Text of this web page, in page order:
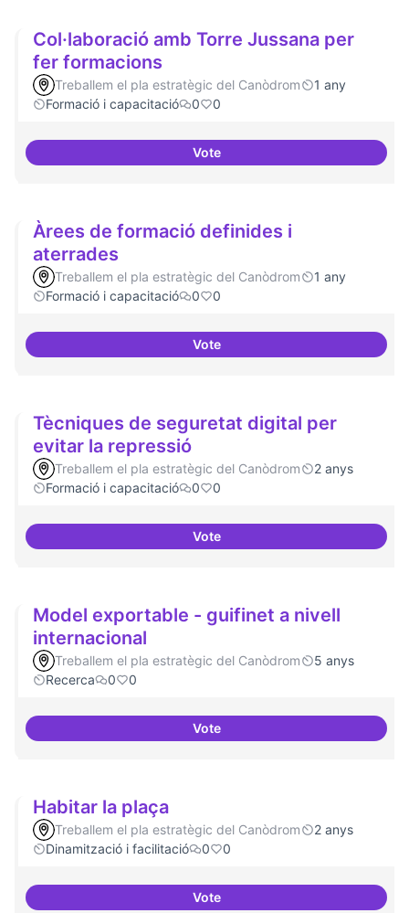
Col·laboració amb Torre Jussana per
fer formacions
Treballem el pla estratègic del Canòdrom
1 any
Formació i capacitació
0 0
VoteCol·laboració amb Torre
Àrees de formació definides i
aterrades
Treballem el pla estratègic del Canòdrom
1 any
Formació i capacitació
0 0
VoteÀrees de formació definides i
Tècniques de seguretat digital per
evitar la repressió
Treballem el pla estratègic del Canòdrom
2 anys
Formació i capacitació
0 0
VoteTècniques de seguretat digital
Model exportable - guifinet a nivell
internacional
Treballem el pla estratègic del Canòdrom
5 anys
Recerca
0 0
VoteModel exportable - guifinet a
Habitar la plaça
Treballem el pla estratègic del Canòdrom
2 anys
Dinamització i facilitació
0 0
VoteHabitar la plaça